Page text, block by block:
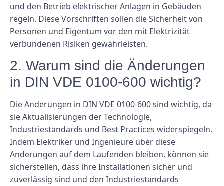
und den Betrieb elektrischer Anlagen in Gebäuden
regeln. Diese Vorschriften sollen die Sicherheit von
Personen und Eigentum vor den mit Elektrizität
verbundenen Risiken gewährleisten.
2. Warum sind die Änderungen
in DIN VDE 0100-600 wichtig?
Die Änderungen in DIN VDE 0100-600 sind wichtig, da
sie Aktualisierungen der Technologie,
Industriestandards und Best Practices widerspiegeln.
Indem Elektriker und Ingenieure über diese
Änderungen auf dem Laufenden bleiben, können sie
sicherstellen, dass ihre Installationen sicher und
zuverlässig sind und den Industriestandards